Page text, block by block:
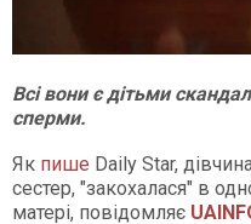
Всі вони є дітьми
сперми.
Як пише Daily Star,
сестер, "закохалася" в
матері, повідомляє